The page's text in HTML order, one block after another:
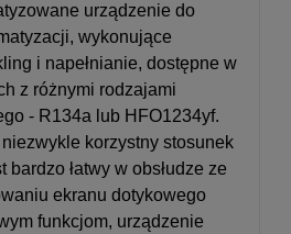
urządzenie do
wykonujące
i napełnianie, dostępne w
z różnymi rodzajami
- R134a lub HFO1234yf.
korzystny stosunek
bardzo łatwy w obsłudze ze
ekranu dotykowego
funkcjom, urządzenie